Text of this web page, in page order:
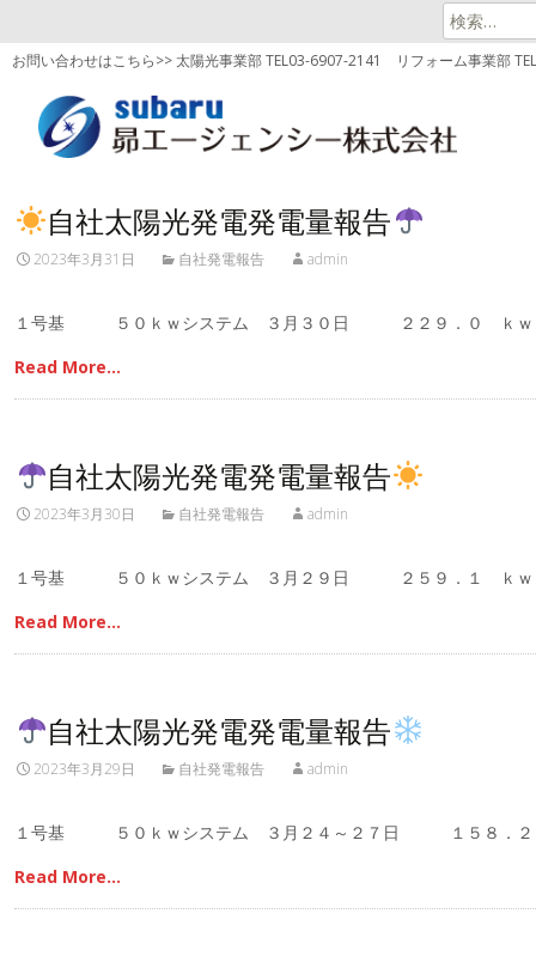
検
索:
お問い合わせはこちら>> 太陽光事業部 TEL03-6907-2141 リフォーム事業部
自社太陽光発電発電量報告
2023年3月31日 自社発電報告 admin
１号基 ５０ｋｗシステム ３月３０日 ２２９．０ ｋｗ
Read More…
自社太陽光発電発電量報告
2023年3月30日 自社発電報告 admin
１号基 ５０ｋｗシステム ３月２９日 ２５９．１ ｋｗ
Read More…
自社太陽光発電発電量報告
2023年3月29日 自社発電報告 admin
１号基 ５０ｋｗシステム ３月２４～２７日 １５８．
Read More…